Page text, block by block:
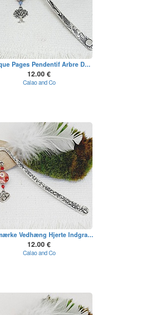
Pages Pendentif Arbre D...
12.00 €
Calao and Co
Vedhæng Hjerte Indgra...
12.00 €
Calao and Co